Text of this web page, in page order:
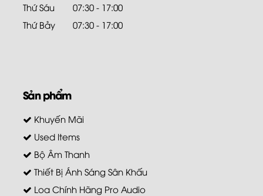
Thứ Sáu
07:30 - 17:00
Thứ Bảy
07:30 - 17:00
Sản phẩm
Khuyến Mãi
Used Items
Bộ Âm Thanh
Thiết Bị Ánh Sáng Sân Khấu
Loa Chính Hãng Pro Audio